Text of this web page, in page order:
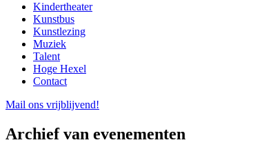
Kindertheater
Kunstbus
Kunstlezing
Muziek
Talent
Hoge Hexel
Contact
Mail ons vrijblijvend!
Archief van evenementen